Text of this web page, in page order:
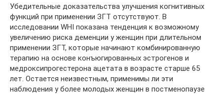
Убедительные доказательства улучшения когнитивных
функций при применении ЗГТ отсутствуют. В
исследовании WHI показана тенденция к возможному
увеличению риска деменции у женщин при длительном
применении ЗГТ, которые начинают комбинированную
терапию на основе конъюгированных эстрогенов и
медроксипрогестерона ацетата в возрасте старше 65
лет. Остается неизвестным, применимы ли эти
наблюдения у более молодых женщин в постменопаузе